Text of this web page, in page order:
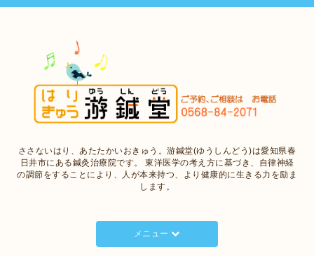
ささないはり、あたたかいおきゅう。游鍼堂(ゆうしんどう)は愛知県春
日井市にある鍼灸治療院です。 東洋医学の考え方に基づき、自律神経
の調節をすることにより、人が本来持つ、より健康的に生きる力を励ま
します。
メニュー